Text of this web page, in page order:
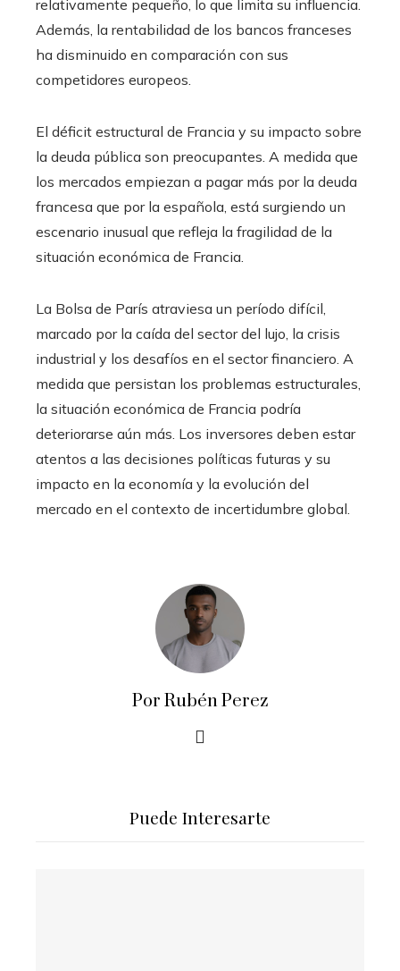
relativamente pequeño, lo que limita su influencia.
Además, la rentabilidad de los bancos franceses
ha disminuido en comparación con sus
competidores europeos.
El déficit estructural de Francia y su impacto sobre
la deuda pública son preocupantes. A medida que
los mercados empiezan a pagar más por la deuda
francesa que por la española, está surgiendo un
escenario inusual que refleja la fragilidad de la
situación económica de Francia.
La Bolsa de París atraviesa un período difícil,
marcado por la caída del sector del lujo, la crisis
industrial y los desafíos en el sector financiero. A
medida que persistan los problemas estructurales,
la situación económica de Francia podría
deteriorarse aún más. Los inversores deben estar
atentos a las decisiones políticas futuras y su
impacto en la economía y la evolución del
mercado en el contexto de incertidumbre global.
Por Rubén Perez
Puede Interesarte